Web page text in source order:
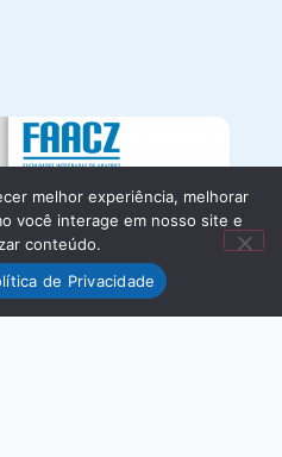
melhor experiência, melhorar
você interage em nosso site e
conteúdo.
de Privacidade